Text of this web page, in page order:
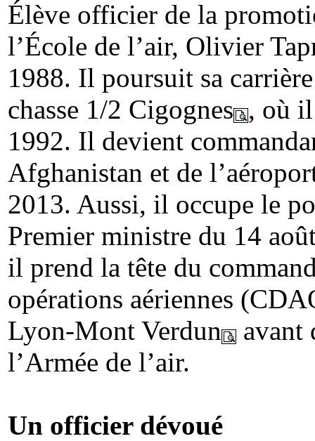
Élève officier de la
l’École de l’air, Olivier
1988. Il poursuit sa
chasse 1/2 Cigognes , où
1992. Il devient
Afghanistan et de
2013. Aussi, il occupe le
Premier ministre du 14
il prend la tête du
opérations aériennes
Lyon-Mont Verdun
avant
l’Armée de l’air.
Un officier dévoué